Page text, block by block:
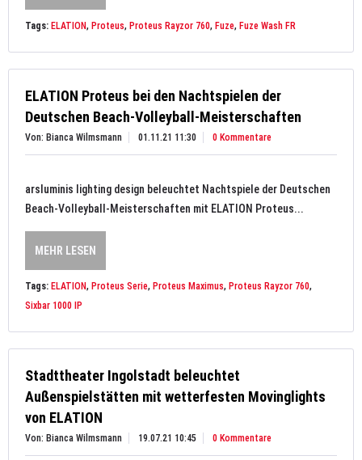
Tags: ELATION, Proteus, Proteus Rayzor 760, Fuze, Fuze Wash FR
ELATION Proteus bei den Nachtspielen der
Deutschen Beach-Volleyball-Meisterschaften
Von: Bianca Wilmsmann 01.11.21 11:30 0 Kommentare
arsluminis lighting design beleuchtet Nachtspiele der Deutschen
Beach-Volleyball-Meisterschaften mit ELATION Proteus...
MEHR LESEN
Tags: ELATION, Proteus Serie, Proteus Maximus, Proteus Rayzor 760,
Sixbar 1000 IP
Stadttheater Ingolstadt beleuchtet
Außenspielstätten mit wetterfesten Movinglights
von ELATION
Von: Bianca Wilmsmann 19.07.21 10:45 0 Kommentare